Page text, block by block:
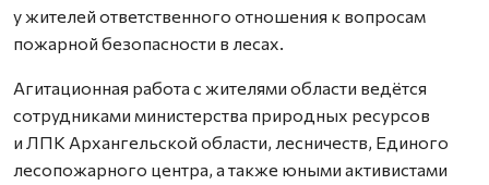
у жителей ответственного отношения к вопросам
пожарной безопасности в лесах.
Агитационная работа с жителями области ведётся
сотрудниками министерства природных ресурсов
и ЛПК Архангельской области, лесничеств, Единого
лесопожарного центра, а также юными активистами